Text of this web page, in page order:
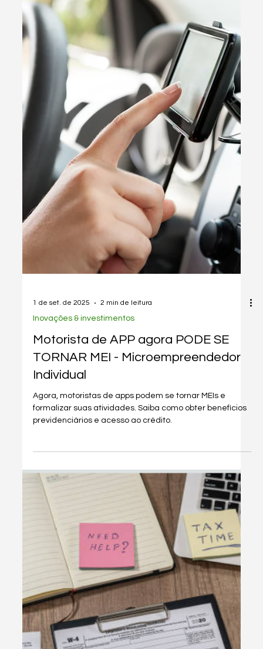
1 de set. de 2025 1 min de leitura
Como emitir Nota Fiscal sendo MEI -
Aprenda agora
passo-a-passo. Instale gratuitamente o emissor agora!